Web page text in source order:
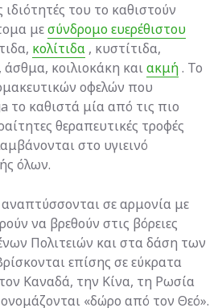
του το καθιστούν
μεσύνδρομο ευερέθιστου
κολίτιδα , κυστίτιδα,
άσθμα, κοιλιοκάκη και ακμή. Το
οφελών που
το καθιστά μία από τις πιο
θεραπευτικές τροφές
στο υγιεινό
όλων.
αναπτύσσονται σε αρμονία με
να βρεθούν στις βόρειες
Πολιτειών και στα δάση των
επίσης σε εύκρατα
Καναδά, την Κίνα, τη Ρωσία
«δώρο από τον Θεό».